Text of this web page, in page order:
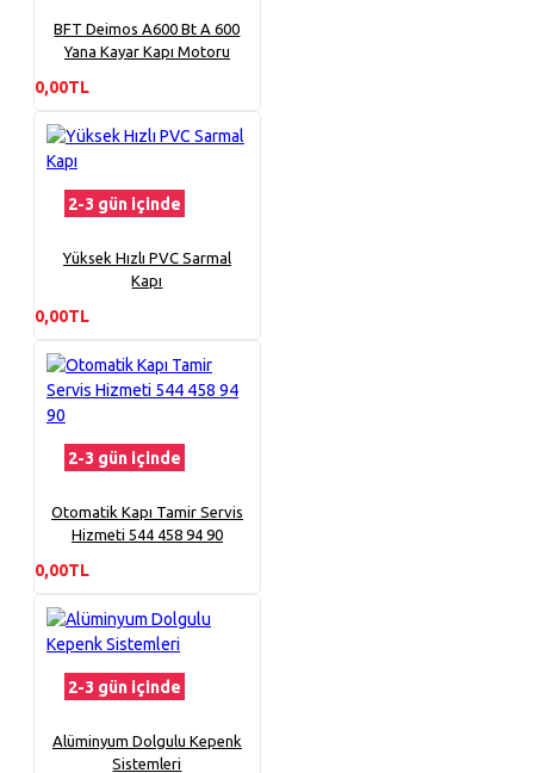
BFT Deimos A600 Bt A 600
Yana Kayar Kapı Motoru
0,00TL
2-3 gün içinde
Yüksek Hızlı PVC Sarmal
Kapı
0,00TL
2-3 gün içinde
Otomatik Kapı Tamir Servis
Hizmeti 544 458 94 90
0,00TL
2-3 gün içinde
Alüminyum Dolgulu Kepenk
Sistemleri